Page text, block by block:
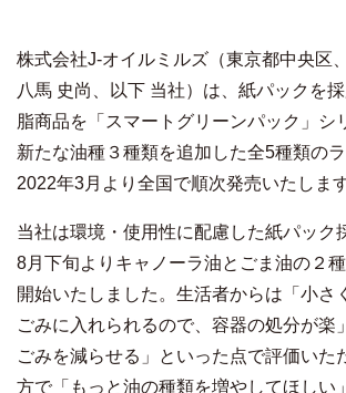
株式会社J-オイルミルズ（東京都中央区
八馬 史尚、以下 当社）は、紙パックを
脂商品を「スマートグリーンパック」シ
新たな油種３種類を追加した全5種類の
2022年3月より全国で順次発売いたします
当社は環境・使用性に配慮した紙パック
8月下旬よりキャノーラ油とごま油の２
開始いたしました。生活者からは「小さ
ごみに入れられるので、容器の処分が楽
ごみを減らせる」といった点で評価いた
方で「もっと油の種類を増やしてほしい